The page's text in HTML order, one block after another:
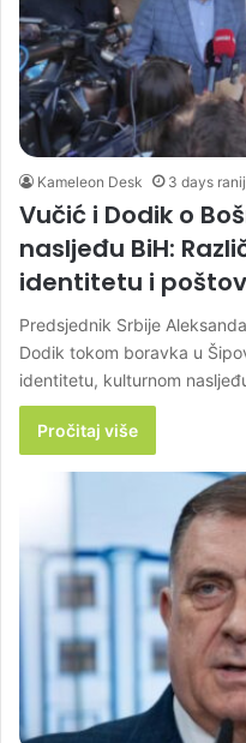
Kameleon Desk 3 days
Vučić i Dodik o
nasljeđu BiH:
identitetu i
Predsjednik Srbije
Dodik tokom boravka u
identitetu, kulturnom
Pročitaj više